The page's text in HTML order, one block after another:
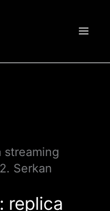
streaming
Serkan
replica